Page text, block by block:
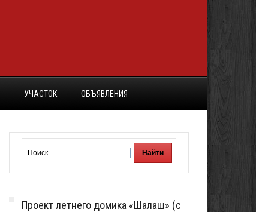
УЧАСТОК ОБЪЯВЛЕНИЯ
Проект летнего домика «Шалаш» (с